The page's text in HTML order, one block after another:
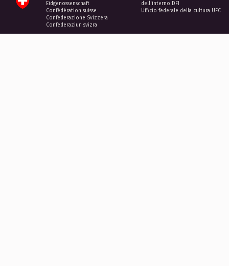
Eidgenossenschaft
Confédération suisse
Confederazione Svizzera
Confederaziun svizra
dell'interno DFI
Ufficio federale della cultura UFC